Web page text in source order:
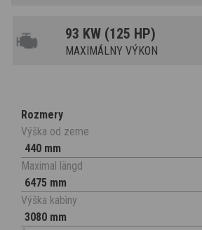
93 KW (125 HP)
MAXIMÁLNY VÝKON
Rozmery
Výška od zeme
440 mm
Maximal längd
6475 mm
Výška kabìny
3080 mm